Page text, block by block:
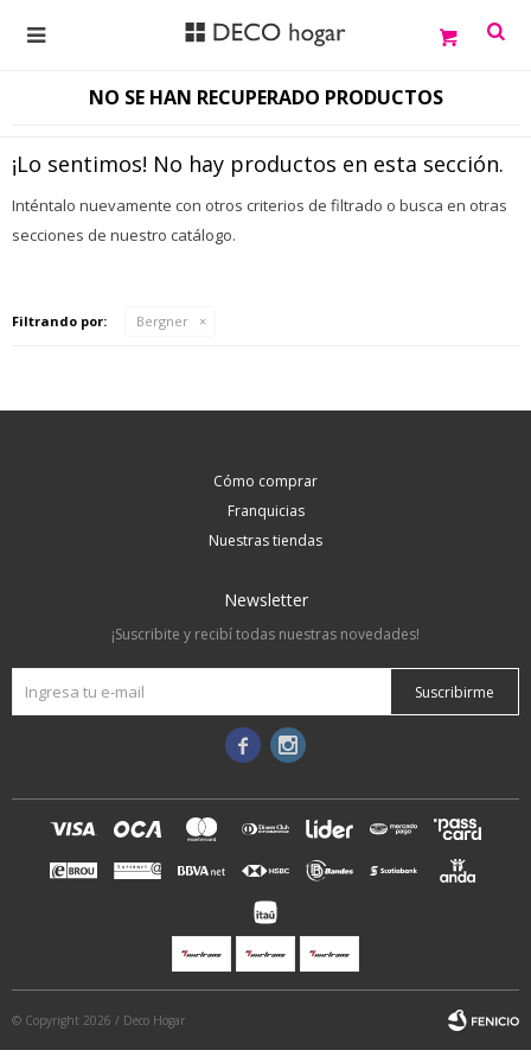

NO SE HAN RECUPERADO PRODUCTOS
¡Lo sentimos! No hay productos en esta sección.
Inténtalo nuevamente con otros criterios de filtrado o busca en otras
secciones de nuestro catálogo.
Filtrando por: Bergner
Cómo comprar
Franquicias
Nuestras tiendas
Newsletter
¡Suscribite y recibí todas nuestras novedades!
Suscribirme
 
© Copyright 2026 / Deco Hogar